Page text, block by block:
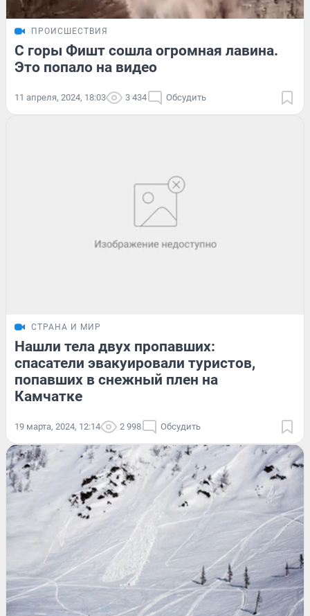
ПРОИСШЕСТВИЯ
С горы Фишт сошла огромная лавина.
Это попало на видео
11 апреля, 2024, 18:03 3 434 Обсудить
СТРАНА И МИР
Нашли тела двух пропавших:
спасатели эвакуировали туристов,
попавших в снежный плен на
Камчатке
19 марта, 2024, 12:14 2 998 Обсудить